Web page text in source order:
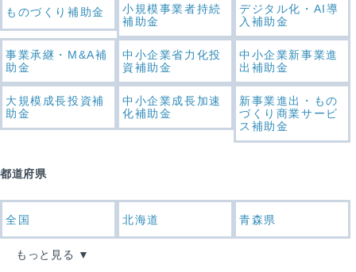
ものづくり補助金
小規模事業者持続
補助金
デジタル化・AI導
入補助金
事業承継・M&A補
助金
中小企業省力化投
資補助金
中小企業新事業進
出補助金
大規模成長投資補
助金
中小企業成長加速
化補助金
新事業進出・もの
づくり商業サービ
ス補助金
都道府県
全国 北海道 青森県
もっと見る